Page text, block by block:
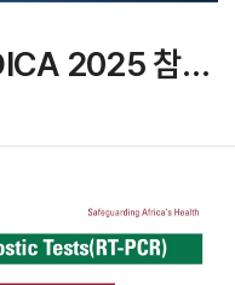
KH Medical, MEDICA 2025 참가를 통한 글로벌 시장 확대 언론 보도